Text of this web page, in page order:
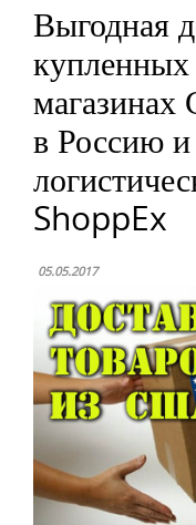
Выгодная
купленных
в Россию
ShoppEx
05.05.2017